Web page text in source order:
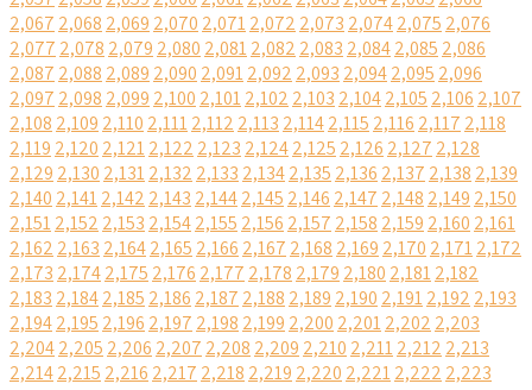
2,067 2,068 2,069 2,070 2,0712,072 2,073 2,0742,075 2,076
2,077 2,078 2,079 2,080 2,0812,082 2,083 2,0842,085 2,086
2,087 2,088 2,089 2,090 2,0912,092 2,093 2,0942,095 2,096
2,097 2,098 2,099 2,100 2,1012,102 2,103 2,1042,105 2,106 2,107
2,108 2,109 2,110 2,1112,112 2,113 2,1142,115 2,116 2,117 2,118
2,119 2,120 2,1212,122 2,123 2,1242,125 2,126 2,127 2,128
2,129 2,130 2,1312,132 2,133 2,1342,135 2,136 2,137 2,138 2,139
2,140 2,1412,142 2,143 2,1442,145 2,146 2,147 2,148 2,149 2,150
2,1512,152 2,153 2,1542,155 2,156 2,157 2,158 2,159 2,160 2,161
2,162 2,163 2,1642,165 2,166 2,167 2,168 2,169 2,170 2,1712,172
2,173 2,1742,175 2,176 2,177 2,178 2,179 2,180 2,1812,182
2,183 2,1842,185 2,186 2,187 2,188 2,189 2,190 2,1912,192 2,193
2,1942,195 2,196 2,197 2,198 2,199 2,200 2,2012,202 2,203
2,2042,205 2,206 2,207 2,208 2,209 2,210 2,2112,212 2,213
2,2142,215 2,216 2,217 2,218 2,219 2,220 2,2212,222 2,223